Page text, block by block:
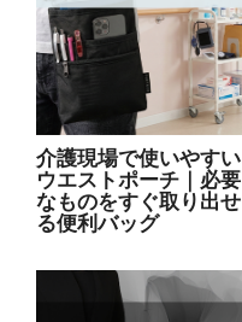
介護現場で使いやすい
ウエストポーチ｜必要
なものをすぐ取り出せ
る便利バッグ